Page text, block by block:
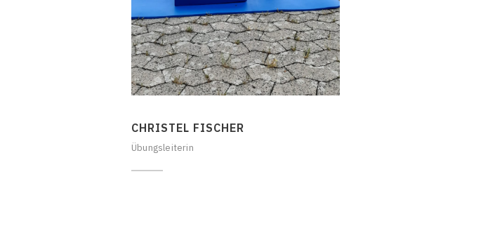
CHRISTEL FISCHER
Übungsleiterin